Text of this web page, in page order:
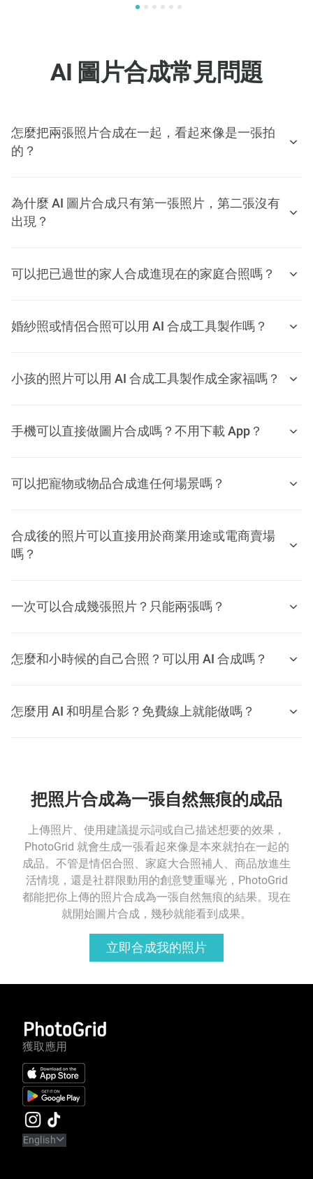
AI 圖片合成常見問題
怎麼把兩張照片合成在一起，看起來像是一張拍
的？
為什麼 AI 圖片合成只有第一張照片，第二張沒有
出現？
可以把已過世的家人合成進現在的家庭合照嗎？
婚紗照或情侶合照可以用 AI 合成工具製作嗎？
小孩的照片可以用 AI 合成工具製作成全家福嗎？
手機可以直接做圖片合成嗎？不用下載 App？
可以把寵物或物品合成進任何場景嗎？
合成後的照片可以直接用於商業用途或電商賣場
嗎？
一次可以合成幾張照片？只能兩張嗎？
怎麼和小時候的自己合照？可以用 AI 合成嗎？
怎麼用 AI 和明星合影？免費線上就能做嗎？
把照片合成為一張自然無痕的成品
上傳照片、使用建議提示詞或自己描述想要的效果，
PhotoGrid 就會生成一張看起來像是本來就拍在一起的
成品。不管是情侶合照、家庭大合照補人、商品放進生
活情境，還是社群限動用的創意雙重曝光，PhotoGrid
都能把你上傳的照片合成為一張自然無痕的結果。現在
就開始圖片合成，幾秒就能看到成果。
立即合成我的照片
獲取應用
English